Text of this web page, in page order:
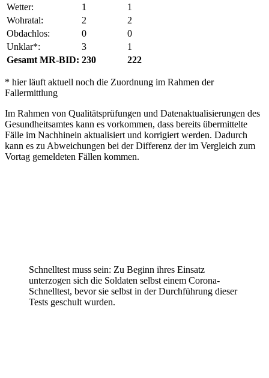
Wetter:
1
1
Wohratal:
2
2
Obdachlos:
0
0
Unklar*:
3
1
Gesamt MR-BID: 230 222
* hier läuft aktuell noch die Zuordnung im Rahmen der
Fallermittlung
Im Rahmen von Qualitätsprüfungen und Datenaktualisierungen des
Gesundheitsamtes kann es vorkommen, dass bereits übermittelte
Fälle im Nachhinein aktualisiert und korrigiert werden. Dadurch
kann es zu Abweichungen bei der Differenz der im Vergleich zum
Vortag gemeldeten Fällen kommen.
Schnelltest muss sein: Zu Beginn ihres Einsatz
unterzogen sich die Soldaten selbst einem Corona-
Schnelltest, bevor sie selbst in der Durchführung dieser
Tests geschult wurden.